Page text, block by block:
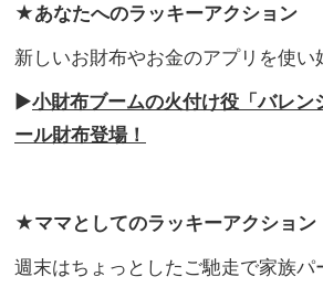
★あなたへのラッキーアクション
新しいお財布やお金のアプリを使い
▶︎小財布ブームの火付け役「バレン
ール財布登場！
★ママとしてのラッキーアクション
週末はちょっとしたご馳走で家族パ